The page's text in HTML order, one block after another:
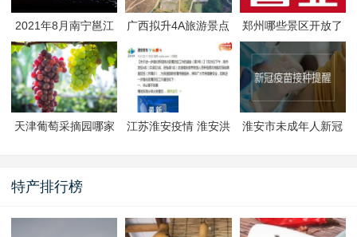
2021年8月南宁邕江
夜游活动
广西拟升4A旅游景点
郑州哪些景区开放了
郑州景区什么时候恢
复开放
天津葡萄采摘园哪家
江苏淮安疫情 淮安洪
淮安市未成年人新冠
特产排行榜